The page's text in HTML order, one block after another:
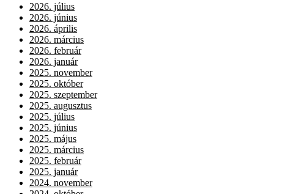
2026. július
2026. június
2026. április
2026. március
2026. február
2026. január
2025. november
2025. október
2025. szeptember
2025. augusztus
2025. július
2025. június
2025. május
2025. március
2025. február
2025. január
2024. november